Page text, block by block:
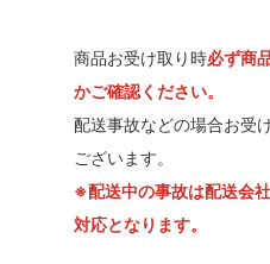
商品お受け取り時必ず商
かご確認ください。
配送事故などの場合お受
ございます。
※配送中の事故は配送会
対応となります。